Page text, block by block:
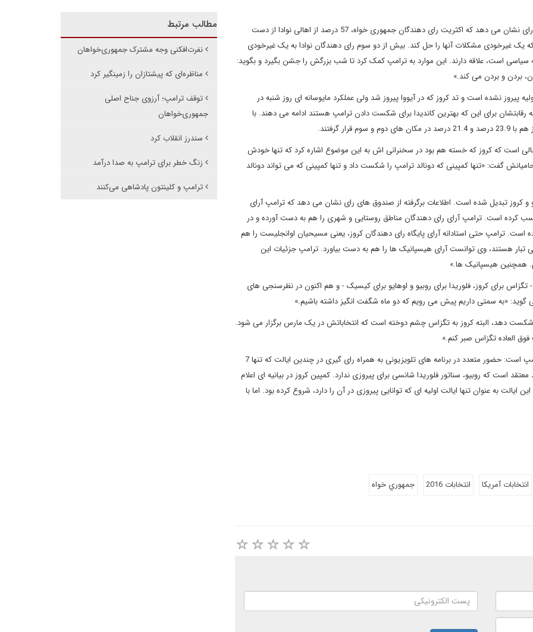
برای اولین بار در فصل انتخاباتی 2016، آمار برگرفته از صندوق های رای نشان می دهد که اکثریت رای دهندگان جمهوری خواه، 57 درصد از اهالی نوادا از دست
یک غیرخودی مشکلات آنها را حل کند. بیش از دو سوم رای دهندگان نوادا به یک غیرخودی
است، علاقه دارند. این موارد به ترامپ کمک کرد تا شب بزرگش را جشن بگیرد و بگوید:
بردن و بردن می کند.»
بدی برای مارکو روبیو بود که در هیچ کدام از 4 ایالت اولیه پیروز نشده است و تد کروز که در آیووا پیروز شد ولی عملکرد مایوسانه ای روز شنبه در
برای این که بهترین کاندیدا برای شکست دادن ترامپ هستند ادامه می دهند. با
حالی است که کروز که خسته هم بود در سخنرانی اش به این موضوع اشاره کرد که تنها خودش
گفت: «تنها کمپینی که دونالد ترامپ را شکست داد و تنها کمپینی که می تواند دونالد
کروز تبدیل شده است. اطلاعات برگرفته از صندوق های رای نشان می دهد که ترامپ آرای
کسب کرده است. ترامپ آرای رای دهندگان مناطق روستایی و شهری را هم به دست آورده و در
ترامپ حتی استادانه آرای پایگاه رای دهندگان کروز، یعنی مسیحیان اوانجلیست را هم
تبار هستند، وی توانست آرای هیسپانیک ها را هم به دست بیاورد. ترامپ جزئیات این
همچنین هیسپانیک ها.»
برای کروز، فلوریدا برای روبیو و اوهایو برای کیسیک - و هم اکنون در نظرسنجی های
گوید: «به سمتی داریم پیش می رویم که دو ماه شگفت انگیز داشته باشیم.»
شکست دهد، البته کروز به تگزاس چشم دوخته است که انتخاباتش در یک مارس برگزار می شود.
العاده تگزاس صبر کنم.»
کروز و روبیو هم اکنون با تقویمی سیاسی روبرو شدند که به نفع ترامپ است: حضور متعدد در برنامه های تلویزیونی به همراه رای گیری در چندین ایالت که تنها 7
است که روبیو، سناتور فلوریدا شانسی برای پیروزی ندارد. کمپین کروز در بیانیه ای اعلام
ایالت به عنوان تنها ایالت اولیه ای که توانایی پیروزی در آن را دارد، شروع کرده بود. اما با
انتخابات آمريكا انتخابات 2016 جمهوري خواه
مطالب مرتبط
نفرت‌افکنی وجه مشترک جمهوری‌خواهان
مناظره‌ای که پیشتازان را زمینگیر کرد
توقف ترامپ؛ آرزوی جناح اصلی
جمهوری‌خواهان
سندرز انقلاب کرد
زنگ خطر برای ترامپ به صدا درآمد
ترامپ و کلینتون پادشاهی می‌کنند